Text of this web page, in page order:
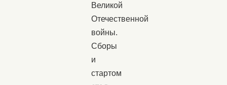
Великой
Отечественной
войны.
Сборы
и
стартом